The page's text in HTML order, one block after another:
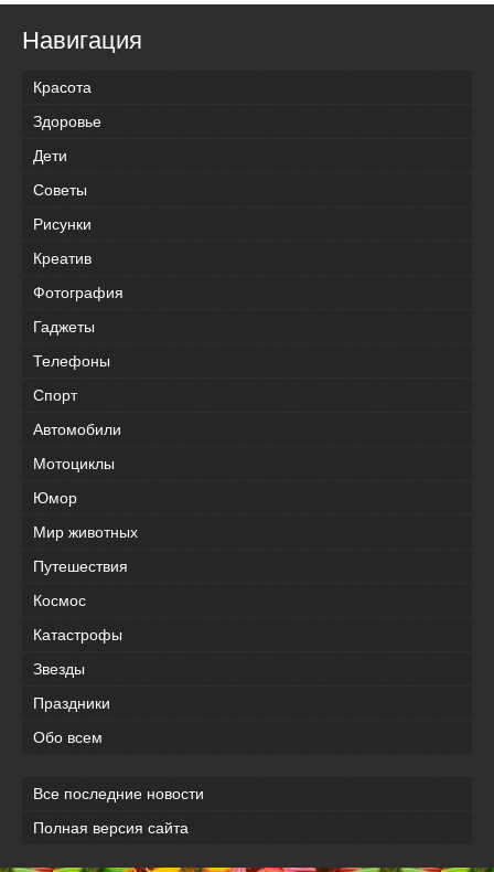
Навигация
Красота
Здоровье
Дети
Советы
Рисунки
Креатив
Фотография
Гаджеты
Телефоны
Спорт
Автомобили
Мотоциклы
Юмор
Мир животных
Путешествия
Космос
Катастрофы
Звезды
Праздники
Обо всем
Все последние новости
Полная версия сайта